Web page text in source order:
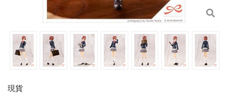
現貨